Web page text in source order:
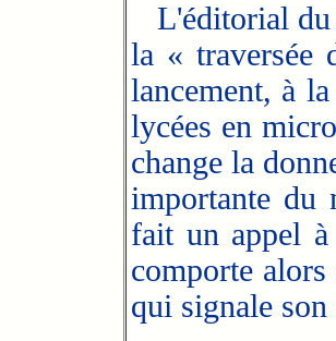
L'éditorial du
la « traversée
lancement, à
lycées en
change la
importante du
fait un appel
comporte
qui signale